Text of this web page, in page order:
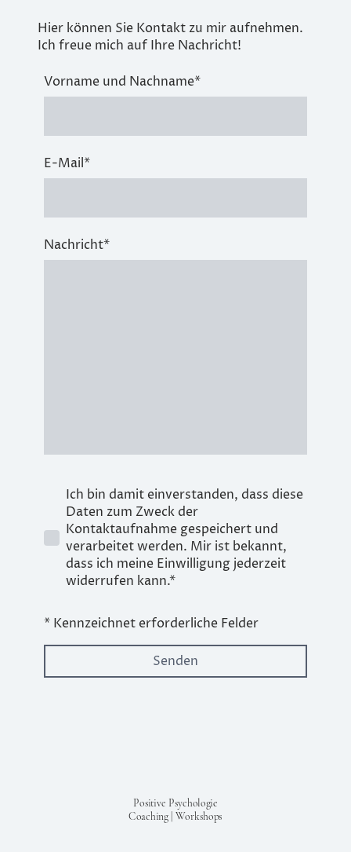
Hier können Sie Kontakt zu mir aufnehmen.
Ich freue mich auf Ihre Nachricht!
Vorname und Nachname*
E-Mail*
Nachricht*
Ich bin damit einverstanden, dass diese
Daten zum Zweck der
Kontaktaufnahme gespeichert und
verarbeitet werden. Mir ist bekannt,
dass ich meine Einwilligung jederzeit
widerrufen kann.*
* Kennzeichnet erforderliche Felder
Senden
Positive Psychologie
Coaching | Workshops